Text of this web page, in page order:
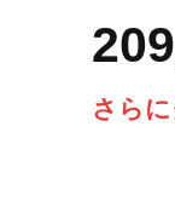
アプリ(Web限
さら